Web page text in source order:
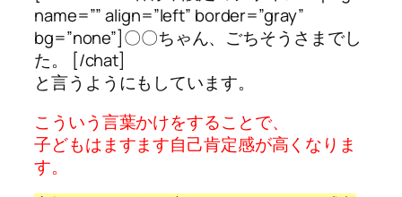
name=”” align=”left” border=”gray”
bg=”none”]〇〇ちゃん、ごちそうさまでし
た。 [/chat]
と言うようにもしています。
こういう言葉かけをすることで、
子どもはますます自己肯定感が高くなりま
す。